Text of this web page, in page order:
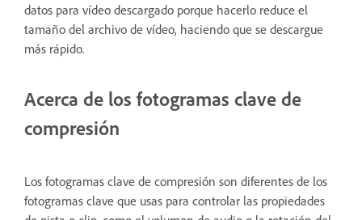
datos para vídeo descargado porque hacerlo reduce el
tamaño del archivo de vídeo, haciendo que se descargue
más rápido.
Acerca de los fotogramas clave de
compresión
Los fotogramas clave de compresión son diferentes de los
fotogramas clave que usas para controlar las propiedades